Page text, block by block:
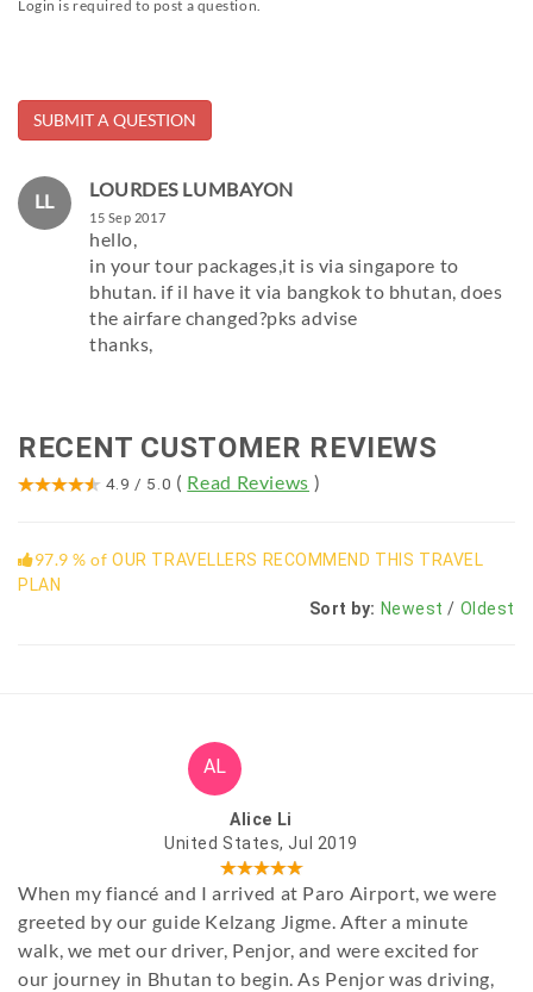
Login is required to post a question.
LL
LOURDES LUMBAYON
15 Sep 2017
hello,
in your tour packages,it is via singapore to
bhutan. if il have it via bangkok to bhutan, does
the airfare changed?pks advise
thanks,
RECENT CUSTOMER REVIEWS
4.9 / 5.0 ( Read Reviews )
97.9 % ofOUR TRAVELLERS RECOMMEND THIS TRAVEL
PLAN
Sort by: Newest / Oldest
AL
Alice Li
United States, Jul 2019
When my fiancé and I arrived at Paro Airport, we were
greeted by our guide Kelzang Jigme. After a minute
walk, we met our driver, Penjor, and were excited for
our journey in Bhutan to begin. As Penjor was driving,